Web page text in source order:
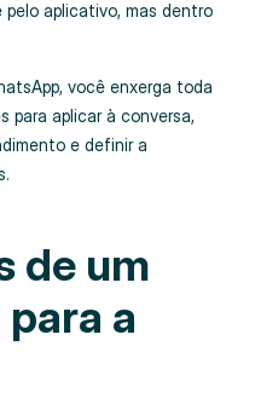
aplicativo, mas dentro
você enxerga toda
para aplicar à conversa,
e definir a
de um
a